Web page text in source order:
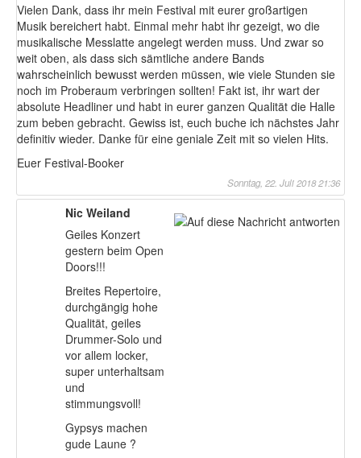
Vielen Dank, dass ihr mein Festival mit eurer großartigen
Musik bereichert habt. Einmal mehr habt ihr gezeigt, wo die
musikalische Messlatte angelegt werden muss. Und zwar so
weit oben, als dass sich sämtliche andere Bands
wahrscheinlich bewusst werden müssen, wie viele Stunden sie
noch im Proberaum verbringen sollten! Fakt ist, ihr wart der
absolute Headliner und habt in eurer ganzen Qualität die Halle
zum beben gebracht. Gewiss ist, euch buche ich nächstes Jahr
definitiv wieder. Danke für eine geniale Zeit mit so vielen Hits.
Euer Festival-Booker
Sonntag, 22. Juli 2018 21:36
Nic Weiland
Geiles Konzert
gestern beim Open
Doors!!!
Breites Repertoire,
durchgängig hohe
Qualität, geiles
Drummer-Solo und
vor allem locker,
super unterhaltsam
und
stimmungsvoll!
Gypsys machen
gude Laune ?